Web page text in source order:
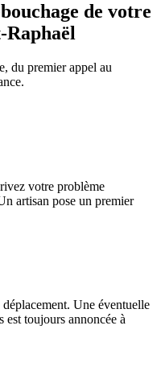
de votre
Raphaël
du premier appel au
votre problème
artisan pose un premier
Une éventuelle
toujours annoncée à